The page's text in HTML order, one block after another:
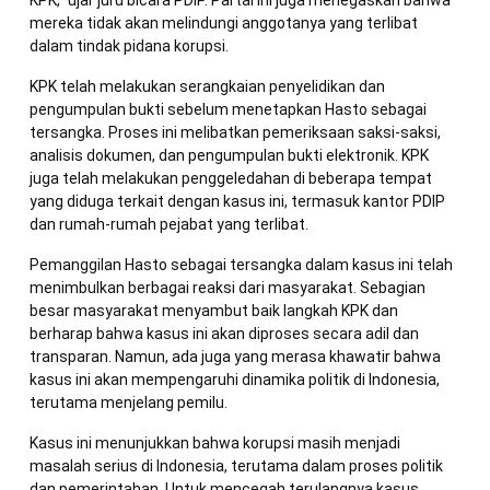
mereka tidak akan melindungi anggotanya yang terlibat
dalam tindak pidana korupsi.
KPK telah melakukan serangkaian penyelidikan dan
pengumpulan bukti sebelum menetapkan Hasto sebagai
tersangka. Proses ini melibatkan pemeriksaan saksi-saksi,
analisis dokumen, dan pengumpulan bukti elektronik. KPK
juga telah melakukan penggeledahan di beberapa tempat
yang diduga terkait dengan kasus ini, termasuk kantor PDIP
dan rumah-rumah pejabat yang terlibat.
Pemanggilan Hasto sebagai tersangka dalam kasus ini telah
menimbulkan berbagai reaksi dari masyarakat. Sebagian
besar masyarakat menyambut baik langkah KPK dan
berharap bahwa kasus ini akan diproses secara adil dan
transparan. Namun, ada juga yang merasa khawatir bahwa
kasus ini akan mempengaruhi dinamika politik di Indonesia,
terutama menjelang pemilu.
Kasus ini menunjukkan bahwa korupsi masih menjadi
masalah serius di Indonesia, terutama dalam proses politik